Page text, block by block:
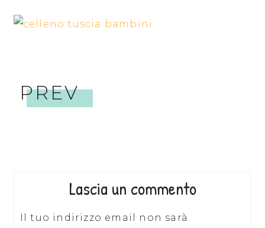
PREV
Lascia un commento
Il tuo indirizzo email non sarà